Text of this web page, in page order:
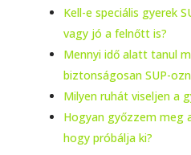
Kell-e speciális gyerek
vagy jó a felnőtt is?
Mennyi idő alatt tanul
biztonságosan SUP-
Milyen ruhát viseljen a
Hogyan győzzem meg
hogy próbálja ki?